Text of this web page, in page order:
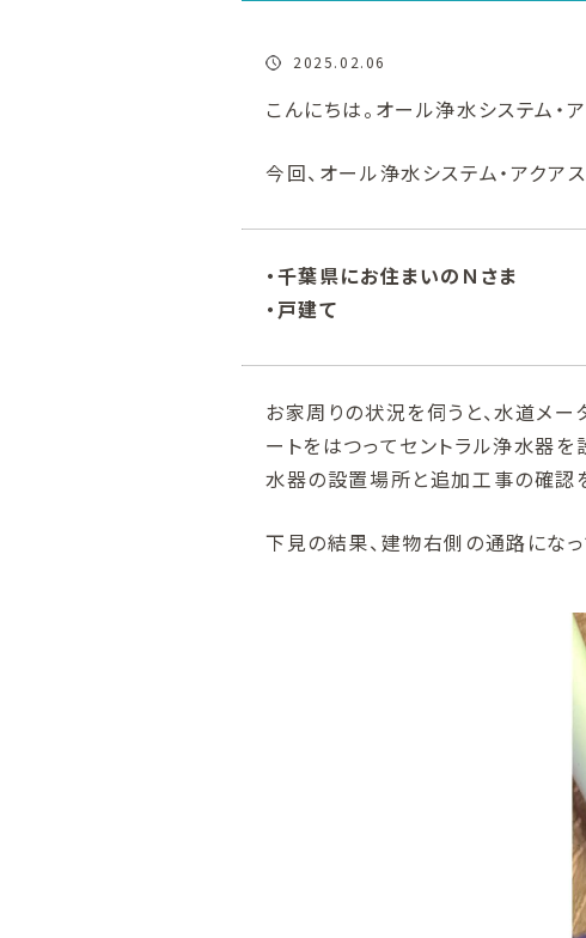
2025.02.06
こんにちは。オール浄水システム・
今回、オール浄水システム・アクア
・千葉県にお住まいのＮさま
・戸建て
お家周りの状況を伺うと、水道メー
ートをはつってセントラル浄水器
水器の設置場所と追加工事の確認
下見の結果、建物右側の通路にな